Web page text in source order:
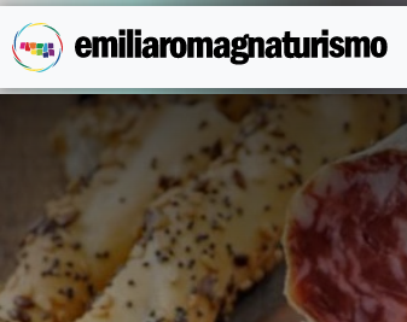
Vai al contenuto principale